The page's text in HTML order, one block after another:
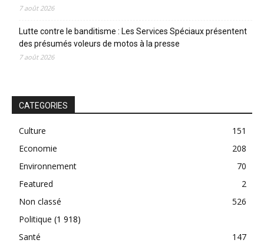
7 août 2026
Lutte contre le banditisme : Les Services Spéciaux présentent
des présumés voleurs de motos à la presse
7 août 2026
CATEGORIES
Culture
151
Economie
208
Environnement
70
Featured
2
Non classé
526
Politique (1 918)
Santé
147